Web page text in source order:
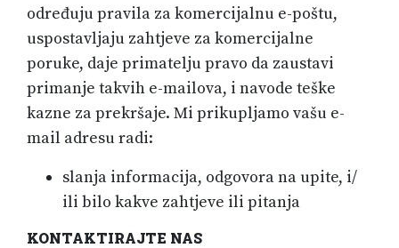
određuju pravila za komercijalnu e-poštu,
uspostavljaju zahtjeve za komercijalne
poruke, daje primatelju pravo da zaustavi
primanje takvih e-mailova, i navode teške
kazne za prekršaje. Mi prikupljamo vašu e-
mail adresu radi:
slanja informacija, odgovora na upite, i/
ili bilo kakve zahtjeve ili pitanja
KONTAKTIRAJTE NAS